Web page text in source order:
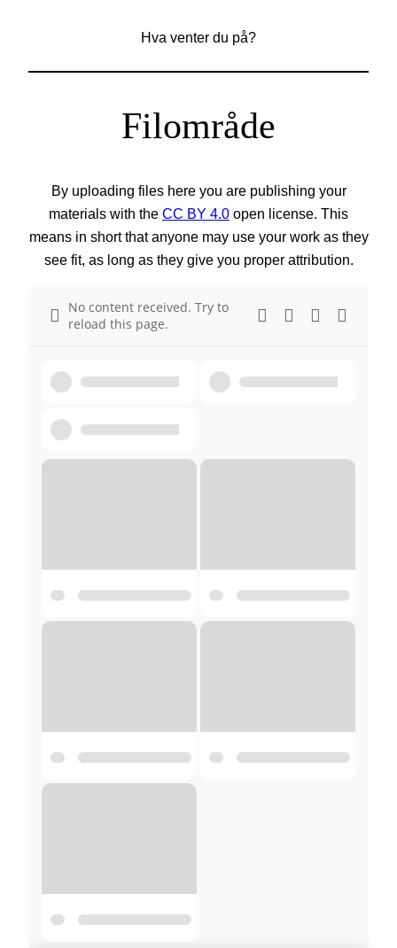
Hva venter du på?
Filområde
By uploading files here you are publishing your
materials with the CC BY 4.0 open license. This
means in short that anyone may use your work as they
see fit, as long as they give you proper attribution.
No content received. Try to
reload this page.